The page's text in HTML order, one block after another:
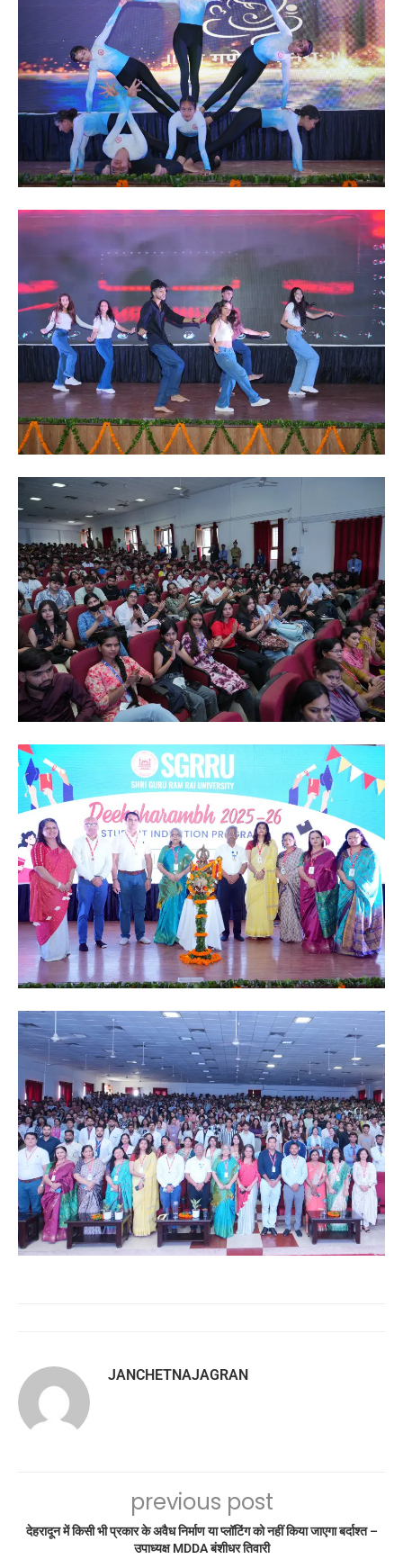
JANCHETNAJAGRAN
previous post
देहरादून में किसी भी प्रकार के अवैध निर्माण या प्लॉटिंग को नहीं किया जाएगा बर्दाश्त –
उपाध्यक्ष MDDA बंशीधर तिवारी